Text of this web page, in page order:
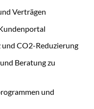
Verträgen
und CO2-Reduzierung
Beratung zu
und